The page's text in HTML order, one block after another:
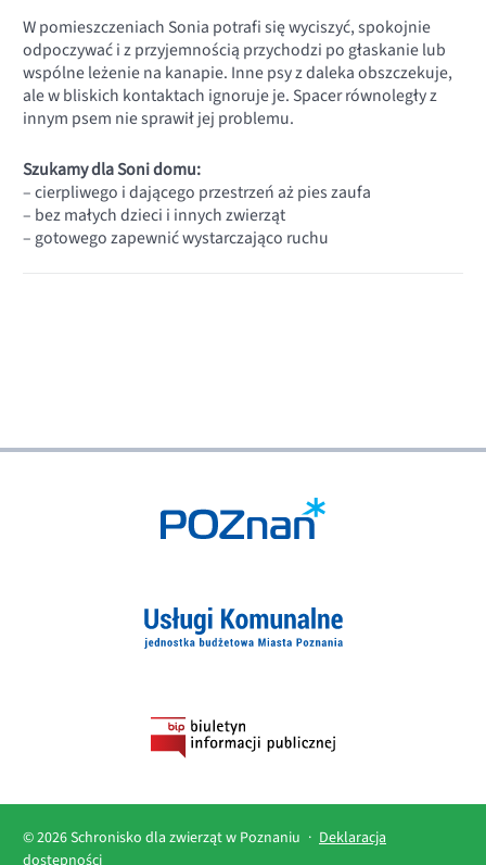
W pomieszczeniach Sonia potrafi się wyciszyć, spokojnie
odpoczywać i z przyjemnością przychodzi po głaskanie lub
wspólne leżenie na kanapie. Inne psy z daleka obszczekuje,
ale w bliskich kontaktach ignoruje je. Spacer równoległy z
innym psem nie sprawił jej problemu.
Szukamy dla Soni domu:
– cierpliwego i dającego przestrzeń aż pies zaufa
– bez małych dzieci i innych zwierząt
– gotowego zapewnić wystarczająco ruchu
© 2026 Schronisko dla zwierząt w Poznaniu · Deklaracja
dostępności